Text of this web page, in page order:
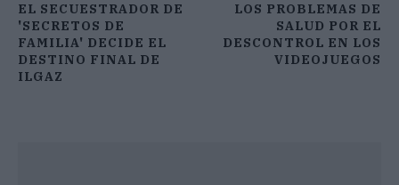
EL SECUESTRADOR DE
'SECRETOS DE
FAMILIA' DECIDE EL
DESTINO FINAL DE
ILGAZ
LOS PROBLEMAS DE
SALUD POR EL
DESCONTROL EN LOS
VIDEOJUEGOS